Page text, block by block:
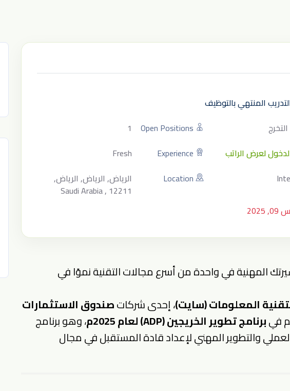
المنتهي بالتوظيف
Open Positions
1
لعرض الراتب Experience
Fresh
Location
الرياض, الرياض, الرياض,
Saudi Arabia , 12211
المهنية في واحدة من أسرع مجالات التقنية نموًا في
المعلومات (سايت)، إحدى شركاتصندوق الاستثمارات
فيبرنامج تطوير الخريجين (ADP) لعام 2025م
، وهو برنامج
والتطوير المهني لإعداد قادة المستقبل في مجال